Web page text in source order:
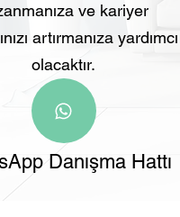
ve kariyer
artırmanıza yardımcı
olacaktır.
Danışma Hattı